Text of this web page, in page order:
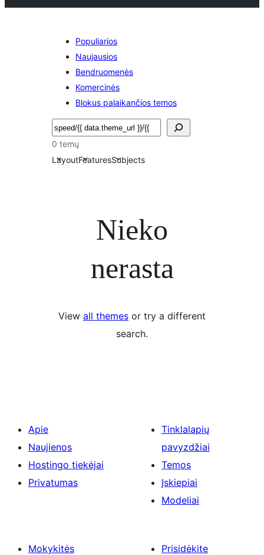
Populiarios
Naujausios
Bendruomenės
Komercinės
Blokus palaikančios temos
Paieška
0 temų
LayoutFeaturesSubjects
Nieko
nerasta
View all themes or try a different
search.
Apie
Naujienos
Hostingo tiekėjai
Privatumas
Tinklalapių
pavyzdžiai
Temos
Įskiepiai
Modeliai
Mokykitės
Prisidėkite